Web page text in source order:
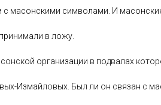
с масонскими символами. И
в ложу.
организации в подвалах
Измайловых. Был ли он связан с